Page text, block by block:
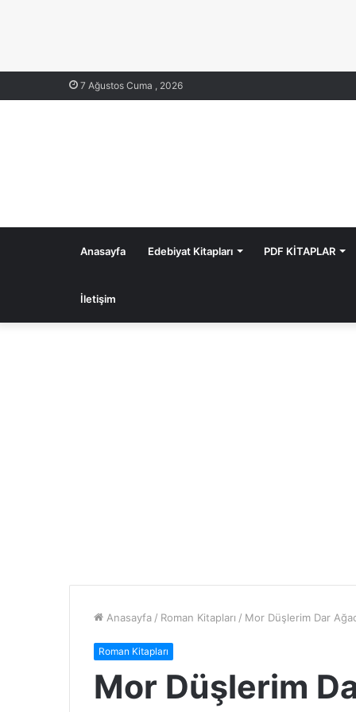
7 Ağustos Cuma , 2026
Anasayfa Edebiyat Kitapları PDF KİTAPLAR
İletişim
Anasayfa / Roman Kitapları / Mor Düşlerim Dar
Roman Kitapları
Mor Düşlerim